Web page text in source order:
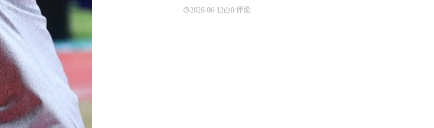
2026-06-12 0 评论